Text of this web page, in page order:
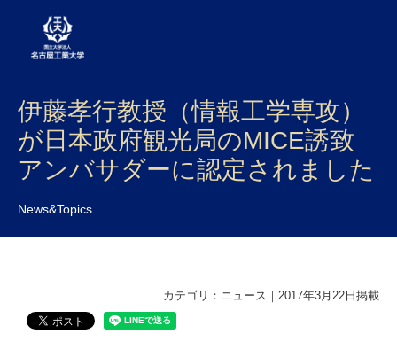
大学案内
学部・大学院・センター
伊藤孝行教授（情報工学専攻）
が日本政府観光局のMICE誘致
アンバサダーに認定されました
News&Topics
カテゴリ：ニュース｜2017年3月22日掲載